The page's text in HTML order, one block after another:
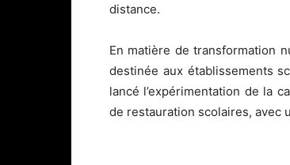
distance.
En matière de transformation
destinée aux établissements
lancé l’expérimentation de la
de restauration scolaires, avec